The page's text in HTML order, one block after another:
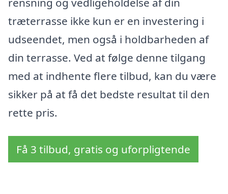
træterrasse ikke kun er en investering i
udseendet, men også i holdbarheden af
din terrasse. Ved at følge denne tilgang
med at indhente flere tilbud, kan du være
sikker på at få det bedste resultat til den
rette pris.
Få 3 tilbud, gratis og uforpligtende